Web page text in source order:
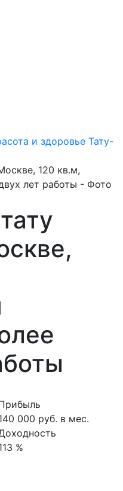
и здоровье Тату-
000 руб. в мес.
%